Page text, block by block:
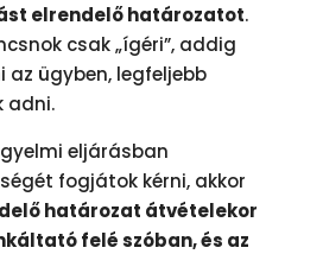
elrendelő határozatot.
csak „ígéri”, addig
az ügyben, legfeljebb
adni.
eljárásban
fogjátok kérni, akkor
határozat átvételekor
felé szóban, és az